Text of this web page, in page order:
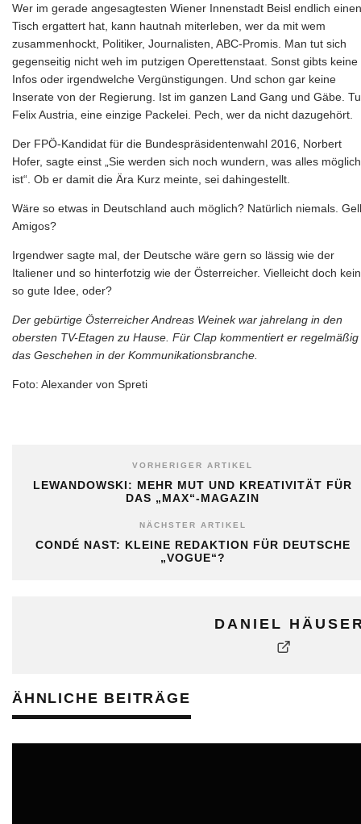
Wer im gerade angesagtesten Wiener Innenstadt Beisl endlich einen
Tisch ergattert hat, kann hautnah miterleben, wer da mit wem
zusammenhockt, Politiker, Journalisten, ABC-Promis. Man tut sich
gegenseitig nicht weh im putzigen Operettenstaat. Sonst gibts keine
Infos oder irgendwelche Vergünstigungen. Und schon gar keine
Inserate von der Regierung. Ist im ganzen Land Gang und Gäbe. Tu
Felix Austria, eine einzige Packelei. Pech, wer da nicht dazugehört.
Der FPÖ-Kandidat für die Bundespräsidentenwahl 2016, Norbert
Hofer, sagte einst „Sie werden sich noch wundern, was alles möglich
ist“. Ob er damit die Ära Kurz meinte, sei dahingestellt.
Wäre so etwas in Deutschland auch möglich? Natürlich niemals. Gell
Amigos?
Irgendwer sagte mal, der Deutsche wäre gern so lässig wie der
Italiener und so hinterfotzig wie der Österreicher. Vielleicht doch
so gute Idee, oder?
Der gebürtige Österreicher Andreas Weinek war jahrelang in den
obersten TV-Etagen zu Hause. Für Clap kommentiert er regelmäßig
das Geschehen in der Kommunikationsbranche.
Foto: Alexander von Spreti
VORHERIGER ARTIKEL
LEWANDOWSKI: MEHR MUT UND KREATIVITÄT FÜR
DAS „MAX“-MAGAZIN
NÄCHSTER ARTIKEL
CONDÉ NAST: KLEINE REDAKTION FÜR DEUTSCHE
„VOGUE“?
DANIEL
ÄHNLICHE BEITRÄGE